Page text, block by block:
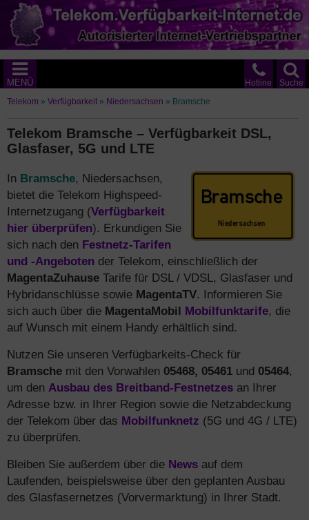
Suche
Hotline
MENÜ
Telekom » Verfügbarkeit » Niedersachsen » Bramsche
Telekom Bramsche – Verfügbarkeit DSL,
Glasfaser, 5G und LTE
In Bramsche, Niedersachsen,
bietet die Telekom Highspeed-
Internetzugang (Verfügbarkeit
hier überprüfen). Erkundigen Sie
sich nach den Festnetz-Tarifen
und -Angeboten der Telekom, einschließlich der
MagentaZuhause Tarife für DSL / VDSL, Glasfaser und
Hybridanschlüsse sowie MagentaTV. Informieren Sie
sich auch über die MagentaMobil Mobilfunktarife, die
auf Wunsch mit einem Handy erhältlich sind.
Nutzen Sie unseren Verfügbarkeits-Check für
Bramsche mit den Vorwahlen 05468, 05461 und 05464,
um den Ausbau des Breitband-Festnetzes an Ihrer
Adresse bzw. in Ihrer Region sowie die Netzabdeckung
der Telekom über das Mobilfunknetz (5G und 4G / LTE)
zu überprüfen.
Bleiben Sie außerdem über die News auf dem
Laufenden, beispielsweise über den geplanten Ausbau
des Glasfasernetzes (Vorvermarktung) in Ihrer Stadt.